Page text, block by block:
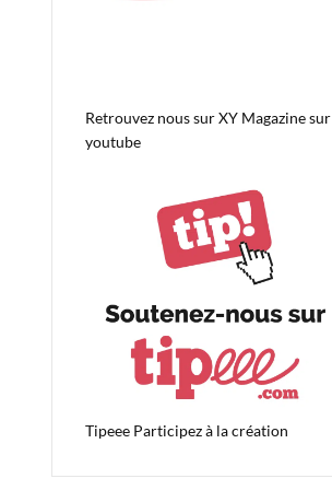
Retrouvez nous surXY Magazine sur
youtube
Tipeee Participez à la création